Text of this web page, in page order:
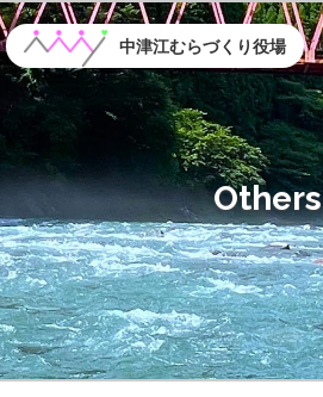
コ
ン
テ
へ
ス
ッ
プ
中津江むらづくり役場
Others